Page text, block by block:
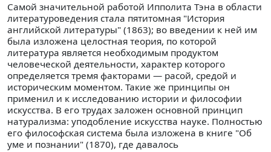
Самой значительной работой Ипполита Тэна в области
литературоведения стала пятитомная "История
английской литературы" (1863); во введении к ней им
была изложена целостная теория, по которой
литература является необходимым продуктом
человеческой деятельности, характер которого
определяется тремя факторами — расой, средой и
историческим моментом. Такие же принципы он
применил и к исследованию истории и философии
искусства. В его трудах заложен основной принцип
натурализма: уподобление искусства науке. Полностью
его философская система была изложена в книге "Об
уме и познании" (1870), где давалось